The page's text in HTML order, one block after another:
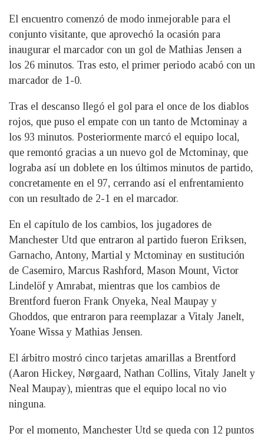
El encuentro comenzó de modo inmejorable para el
conjunto visitante, que aprovechó la ocasión para
inaugurar el marcador con un gol de Mathias Jensen a
los 26 minutos. Tras esto, el primer periodo acabó con un
marcador de 1-0.
Tras el descanso llegó el gol para el once de los diablos
rojos, que puso el empate con un tanto de Mctominay a
los 93 minutos. Posteriormente marcó el equipo local,
que remontó gracias a un nuevo gol de Mctominay, que
lograba así un doblete en los últimos minutos de partido,
concretamente en el 97, cerrando así el enfrentamiento
con un resultado de 2-1 en el marcador.
En el capítulo de los cambios, los jugadores de
Manchester Utd que entraron al partido fueron Eriksen,
Garnacho, Antony, Martial y Mctominay en sustitución
de Casemiro, Marcus Rashford, Mason Mount, Victor
Lindelöf y Amrabat, mientras que los cambios de
Brentford fueron Frank Onyeka, Neal Maupay y
Ghoddos, que entraron para reemplazar a Vitaly Janelt,
Yoane Wissa y Mathias Jensen.
El árbitro mostró cinco tarjetas amarillas a Brentford
(Aaron Hickey, Nørgaard, Nathan Collins, Vitaly Janelt y
Neal Maupay), mientras que el equipo local no vio
ninguna.
Por el momento, Manchester Utd se queda con 12 puntos